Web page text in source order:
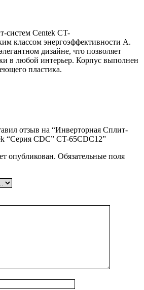
систем Centek CT-
классом энергоэффективности A.
дизайне, что позволяет
в любой интерьер. Корпус выполнен
пластика.
отзыв на “Инверторная Сплит-
“Серия CDC” CT-65CDC12”
опубликован. Обязательные поля